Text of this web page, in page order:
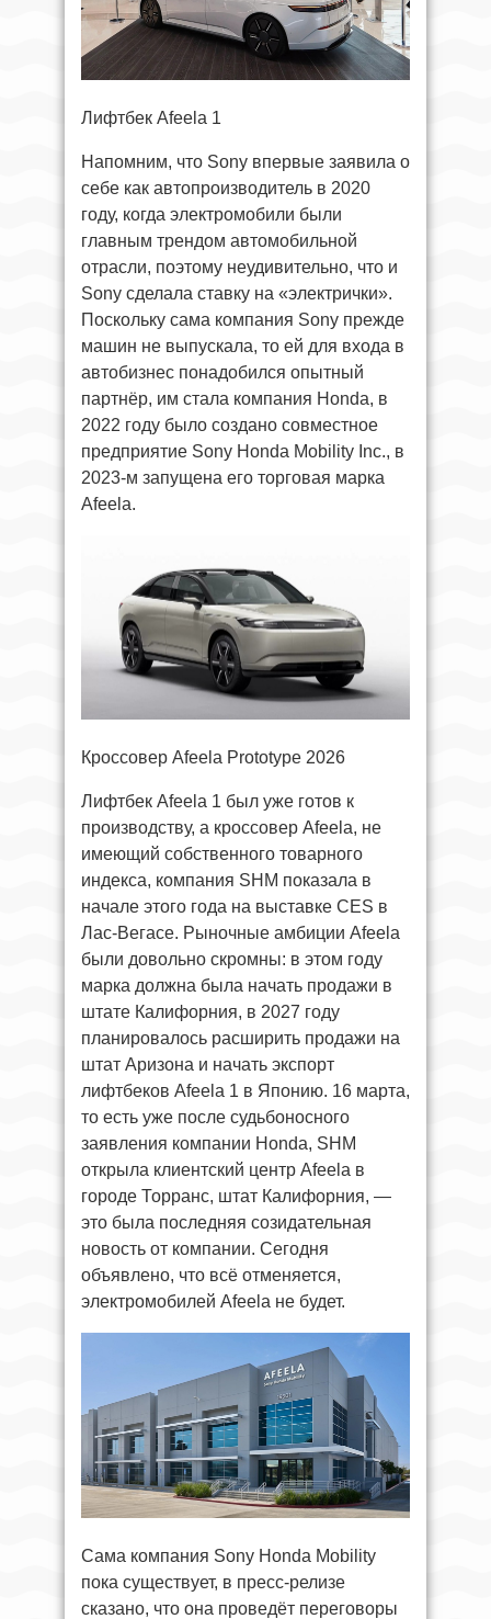
Лифтбек Afeela 1
Напомним, что Sony впервые заявила о
себе как автопроизводитель в 2020
году, когда электромобили были
главным трендом автомобильной
отрасли, поэтому неудивительно, что и
Sony сделала ставку на «электрички».
Поскольку сама компания Sony прежде
машин не выпускала, то ей для входа в
автобизнес понадобился опытный
партнёр, им стала компания Honda, в
2022 году было создано совместное
предприятие Sony Honda Mobility Inc., в
2023-м запущена его торговая марка
Afeela.
Кроссовер Afeela Prototype 2026
Лифтбек Afeela 1 был уже готов к
производству, а кроссовер Afeela, не
имеющий собственного товарного
индекса, компания SHM показала в
начале этого года на выставке CES в
Лас-Вегасе. Рыночные амбиции Afeela
были довольно скромны: в этом году
марка должна была начать продажи в
штате Калифорния, в 2027 году
планировалось расширить продажи на
штат Аризона и начать экспорт
лифтбеков Afeela 1 в Японию. 16 марта,
то есть уже после судьбоносного
заявления компании Honda, SHM
открыла клиентский центр Afeela в
городе Торранс, штат Калифорния, —
это была последняя созидательная
новость от компании. Сегодня
объявлено, что всё отменяется,
электромобилей Afeela не будет.
Сама компания Sony Honda Mobility
пока существует, в пресс-релизе
сказано, что она проведёт переговоры